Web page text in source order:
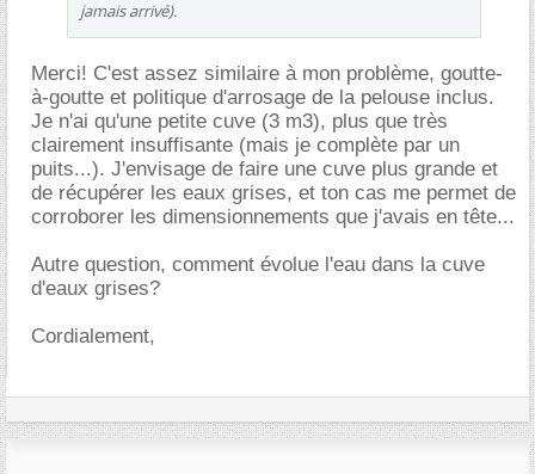
jamais arrivé).
Merci! C'est assez similaire à mon problème, goutte-
à-goutte et politique d'arrosage de la pelouse inclus.
Je n'ai qu'une petite cuve (3 m3), plus que très
clairement insuffisante (mais je complète par un
puits...). J'envisage de faire une cuve plus grande et
de récupérer les eaux grises, et ton cas me permet de
corroborer les dimensionnements que j'avais en tête...
Autre question, comment évolue l'eau dans la cuve
d'eaux grises?
Cordialement,